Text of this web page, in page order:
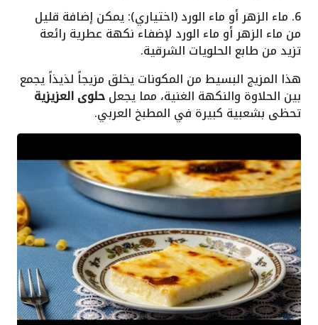
6. ماء الزهر أو ماء الورد (اختياري): يمكن إضافة قليل
من ماء الزهر أو ماء الورد لإضفاء نكهة عطرية رائعة
تزيد من طابع الحلويات الشرقية.
هذا المزيج البسيط من المكونات يخلق مزيجاً لذيذاً يجمع
بين الحلاوة والنكهة الغنية، مما يجعلحلوى العزيزية
تحظى بشعبية كبيرة في المطبخ العربي.